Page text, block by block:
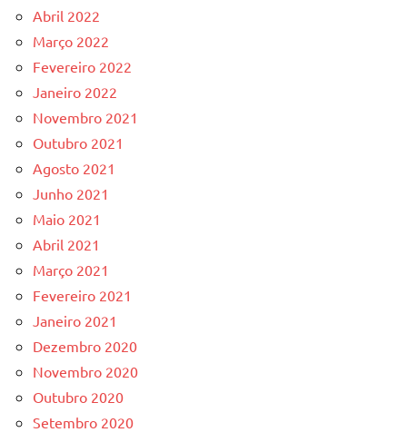
Abril 2022
Março 2022
Fevereiro 2022
Janeiro 2022
Novembro 2021
Outubro 2021
Agosto 2021
Junho 2021
Maio 2021
Abril 2021
Março 2021
Fevereiro 2021
Janeiro 2021
Dezembro 2020
Novembro 2020
Outubro 2020
Setembro 2020